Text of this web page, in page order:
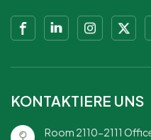
KONTAKTIERE UNS
Room 2110-2111